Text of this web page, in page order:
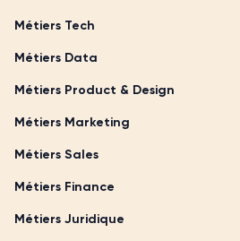
Métiers Tech
Métiers Data
Métiers Product & Design
Métiers Marketing
Métiers Sales
Métiers Finance
Métiers Juridique